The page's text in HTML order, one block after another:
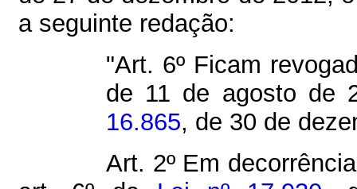
a seguinte redação:
"Art. 6º Ficam
de 11 de agosto de
16.865, de 30 de
Art. 2º Em